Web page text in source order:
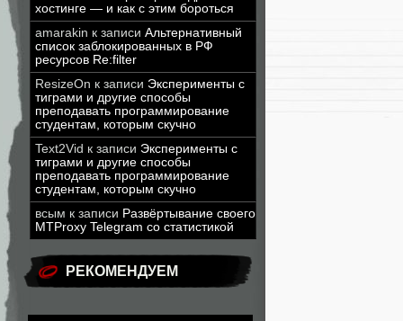
хостинге — и как с этим бороться
amarakin к записи Альтернативный
список заблокированных в РФ
ресурсов Re:filter
ResizeOn к записи Эксперименты с
тиграми и другие способы
преподавать программирование
студентам, которым скучно
Text2Vid к записи Эксперименты с
тиграми и другие способы
преподавать программирование
студентам, которым скучно
всым к записи Развёртывание своего
MTProxy Telegram со статистикой
РЕКОМЕНДУЕМ